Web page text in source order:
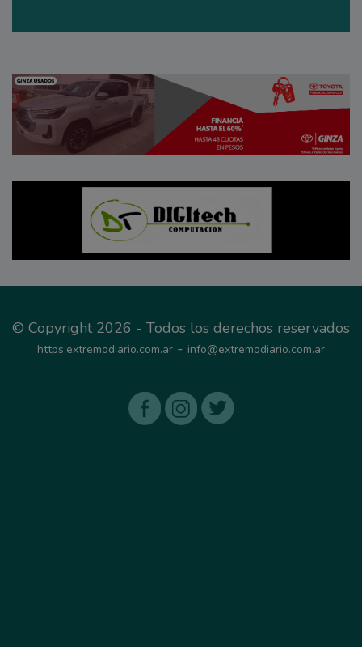
© Copyright 2026 - Todos los derechos reservados
https:extremodiario.com.ar - info@extremodiario.com.ar